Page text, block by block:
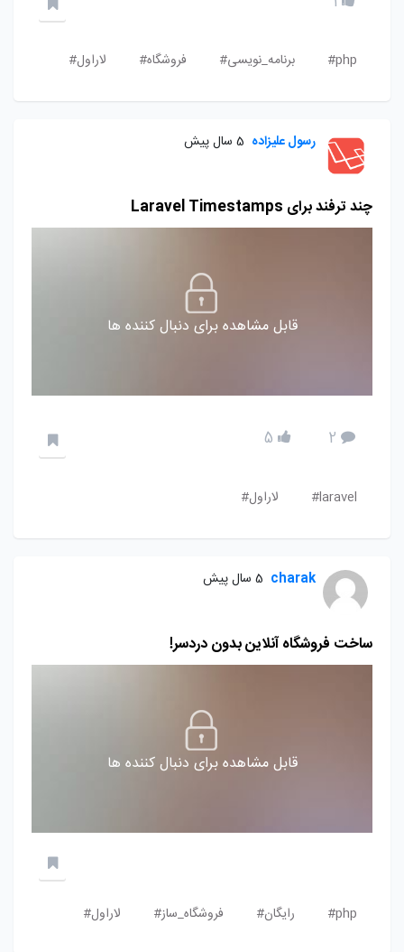
php# برنامه_نویسی# فروشگاه# لاراول#
رسول علیزاده 5 سال پیش
چند ترفند برای Laravel Timestamps
قابل مشاهده برای دنبال کننده ها
2
5
laravel# لاراول#
charak 5 سال پیش
ساخت فروشگاه آنلاین بدون دردسر!
قابل مشاهده برای دنبال کننده ها
php# رایگان# فروشگاه_ساز# لاراول#